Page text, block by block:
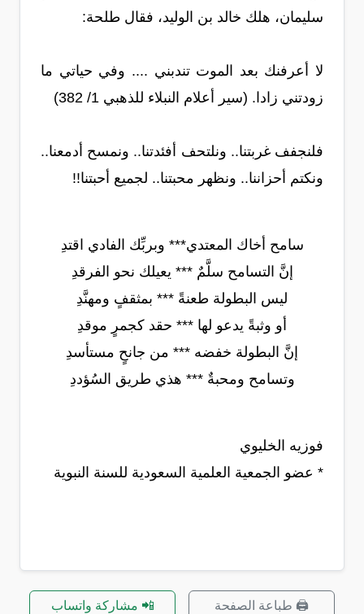
سليمان، هلك خالد بن الوليد، فقال طلحة:
لا أعرفنك بعد الموت تندبني .... وفي حياتي ما
زودتني زادا. (سير أعلام النبلاء للذهبي 1/ 382)
فلنجفف غربتنا.. ونلتحف أفئدتنا.. ونمسح أدمعنا..
ونكتم أحزاننا.. ونظهر محبتنا.. لجميع أحبتنا!!
سامح أخاك المعتدي*** وبربِّك الفادي اقتدِ
إنَّ التسامح سلَّمٌ *** يعيلك نحو الفرقدِ
ليس البطولة طعنةً *** بمثقفٍ ومهنَّدِ
أو وثبةً يدعو لها *** حقد كجمرٍ موقدِ
إنَّ البطولة خفضه *** من جانحٍ مستأسدِ
وتسامح ومحبةٌ *** هذي طريق السُؤددِ
فوزيه الخليوي
* عضو الجمعية العلمية السعودية للسنة النبوية
🖨️ طباعة الصفحة 📲 مشاركة واتساب